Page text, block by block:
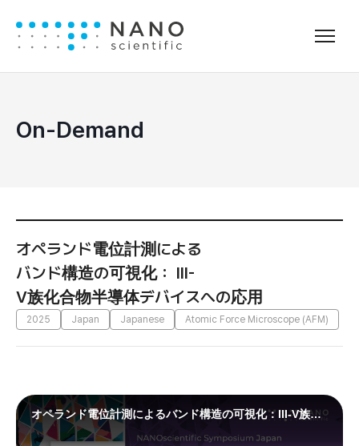
On-Demand
オペランド電位計測による
バンド構造の可視化： III-
V族化合物半導体デバイスへの応用
2025 Japan Japanese Atomic Force Microscope (AFM)